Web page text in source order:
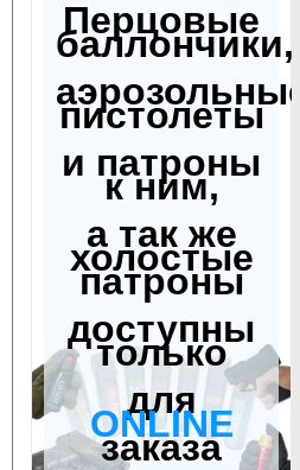
Перцовые
баллончики,
пистолеты
и патроны
к ним,
а так же
холостые
патроны
доступны
только
для
ONLINE
заказа